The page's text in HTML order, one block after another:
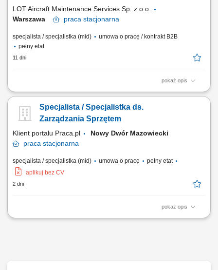
LOT Aircraft Maintenance Services Sp. z o.o.
Warszawa
praca stacjonarna
specjalista / specjalistka (mid)
umowa o pracę / kontrakt B2B
pełny etat
11 dni
pokaż opis
Obowiązki: Przygotowywanie dokumentacji wykonawczej na podstawie
Weryfikacja zasobów potrzebnych do realizacji pakietów obsługowych
dla jednostek produkcyjnych; Kontrola dostępności slotów, narzędzi,
Specjalista / Specjalistka ds.
Zarządzania Sprzętem
Klient portalu Praca.pl
Nowy Dwór Mazowiecki
praca stacjonarna
specjalista / specjalistka (mid) umowa o pracę
pełny etat
aplikuj bez CV
2 dni
pokaż opis
Współpraca z działem inwestycji w zakresie planowania i realizacji